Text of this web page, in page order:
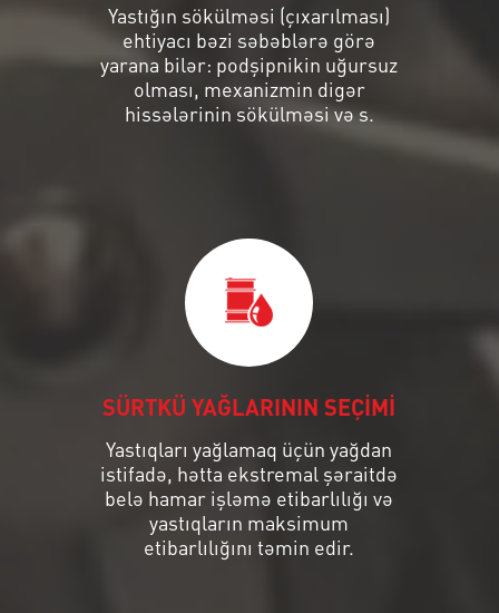
Yastığın sökülməsi (çıxarılması)
ehtiyacı bəzi səbəblərə görə
yarana bilər: podşipnikin uğursuz
olması, mexanizmin digər
hissələrinin sökülməsi və s.
SÜRTKÜ YAĞLARININ SEÇİMİ
Yastıqları yağlamaq üçün yağdan
istifadə, hətta ekstremal şəraitdə
belə hamar işləmə etibarlılığı və
yastıqların maksimum
etibarlılığını təmin edir.